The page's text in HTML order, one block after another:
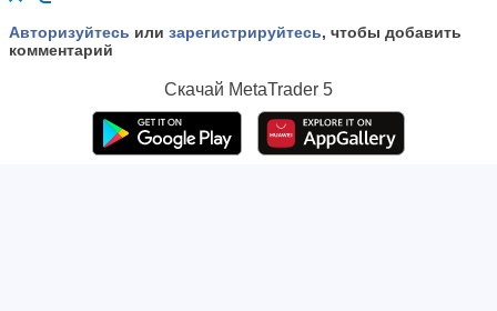
Авторизуйтесь или зарегистрируйтесь, чтобы добавить
комментарий
Скачай MetaTrader 5